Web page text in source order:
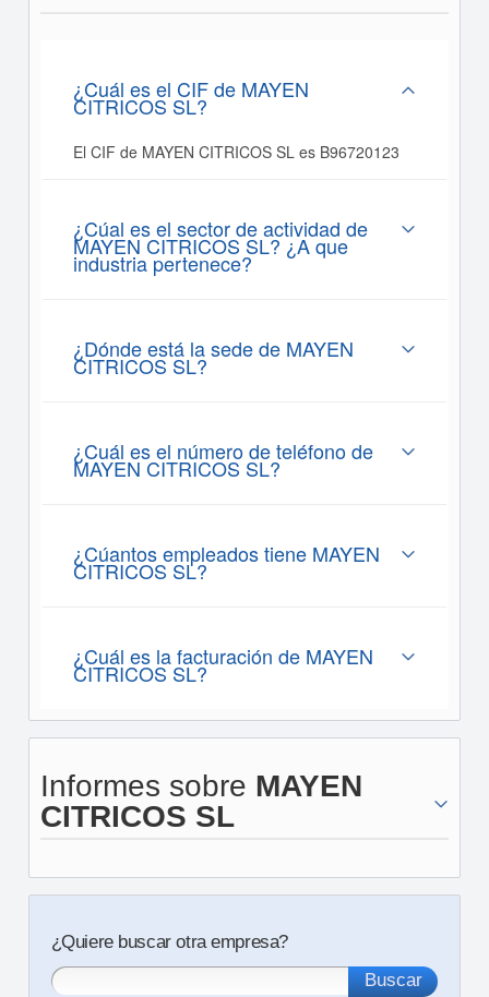
¿Cuál es el CIF de MAYEN
CITRICOS SL?
El CIF de MAYEN CITRICOS SL es B96720123
¿Cúal es el sector de actividad de
MAYEN CITRICOS SL? ¿A que
industria pertenece?
¿Dónde está la sede de MAYEN
CITRICOS SL?
¿Cuál es el número de teléfono de
MAYEN CITRICOS SL?
¿Cúantos empleados tiene MAYEN
CITRICOS SL?
¿Cuál es la facturación de MAYEN
CITRICOS SL?
Informes sobre MAYEN
CITRICOS SL
¿Quiere buscar otra empresa?